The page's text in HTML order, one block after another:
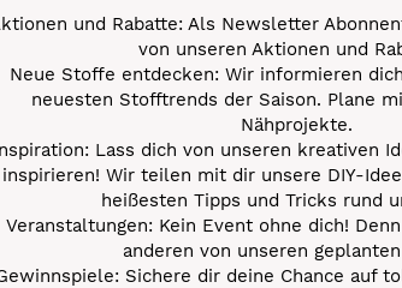
und Rabatte: Als Newsletter
von unseren Aktionen und
Neue Stoffe entdecken: Wir informieren
neuesten Stofftrends der Saison. Plane
Nähprojekte.
Lass dich von unseren kreativen
inspirieren! Wir teilen mit dir unsere DIY-
heißesten Tipps und Tricks rund
Veranstaltungen: Kein Event ohne dich!
anderen von unseren
Sichere dir deine Chance auf